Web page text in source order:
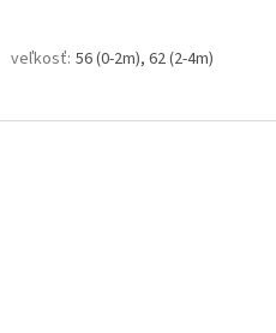
56 (0-2m) 62 (2-4m)